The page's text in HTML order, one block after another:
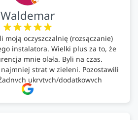
Waldemar
oczyszczalnię (rozsączanie)
instalatora. Wielki plus za to, że
mnie olała. Byli na czas.
strat w zieleni. Pozostawili
ukrytych/dodatkowych
Kontakt bardzo OK. Obsługa
OK. A ich środki do oczyszczalni –